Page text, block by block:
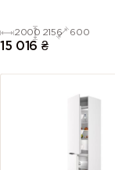
2000 2156 600
15 016 ₴